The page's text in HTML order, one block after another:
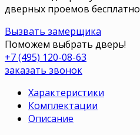
дверных проемов
Вызвать замерщика
Поможем выбрать дверь!
+7 (495) 120-08-63
заказать звонок
Характеристики
Комплектации
Описание